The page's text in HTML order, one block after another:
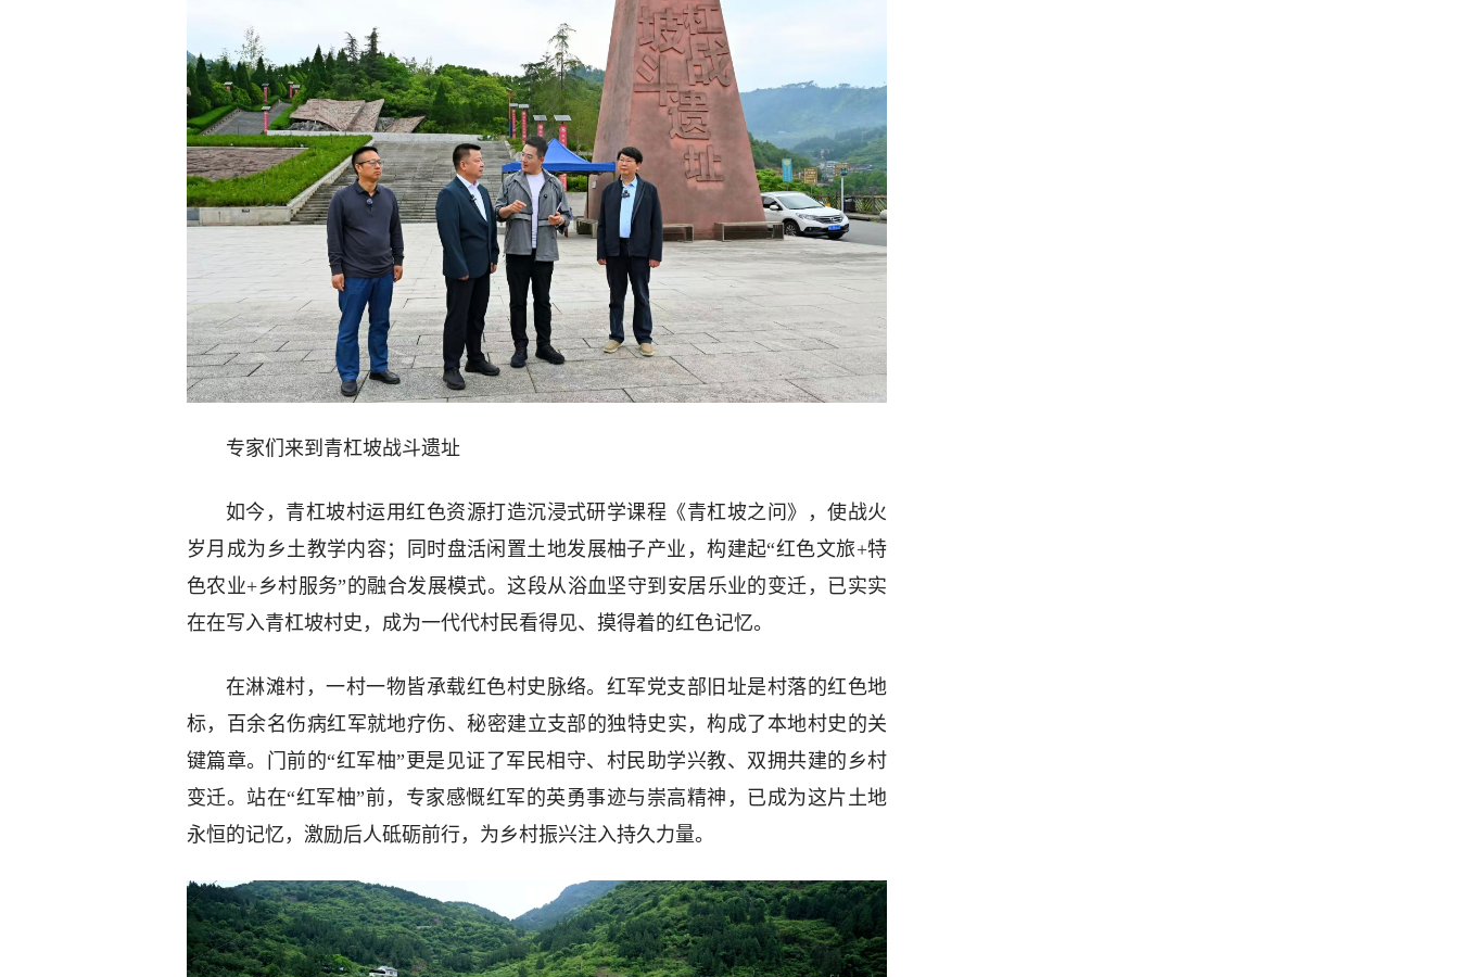
专家们来到青杠坡战斗遗址
如今，青杠坡村运用红色资源打造沉浸式研学课程《青杠坡之问》，使战火
岁月成为乡土教学内容；同时盘活闲置土地发展柚子产业，构建起“红色文旅+特
色农业+乡村服务”的融合发展模式。这段从浴血坚守到安居乐业的变迁，已实实
在在写入青杠坡村史，成为一代代村民看得见、摸得着的红色记忆。
在淋滩村，一村一物皆承载红色村史脉络。红军党支部旧址是村落的红色地
标，百余名伤病红军就地疗伤、秘密建立支部的独特史实，构成了本地村史的关
键篇章。门前的“红军柚”更是见证了军民相守、村民助学兴教、双拥共建的乡村
变迁。站在“红军柚”前，专家感慨红军的英勇事迹与崇高精神，已成为这片土地
永恒的记忆，激励后人砥砺前行，为乡村振兴注入持久力量。